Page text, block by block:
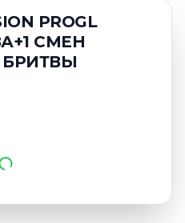
PROGL
СМЕН
БРИТВЫ